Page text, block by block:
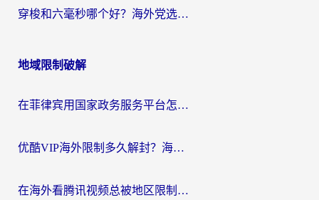
穿梭和六毫秒哪个好？海外党选回国加速器的避坑指南，附番茄加速器实测
地域限制破解
在菲律宾用国家政务服务平台怎么把定位修改到中国国内？3步解决+海外看剧听歌全攻略
优酷VIP海外限制多久解封？海外党必看的跨区难题一站式解决指南
在海外看腾讯视频总被地区限制？选对回国加速器，还能解决泰国政务网和蜻蜓FM卡顿问题